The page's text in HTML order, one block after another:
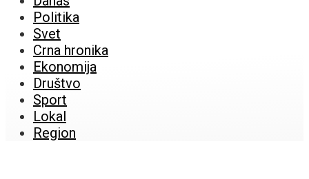
Politika
Svet
Crna hronika
Ekonomija
Društvo
Sport
Lokal
Region